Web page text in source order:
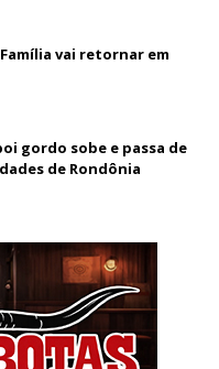
Família vai retornar em
gordo sobe e passa de
de Rondônia